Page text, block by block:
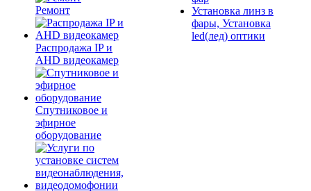
Ремонт
Распродажа IP и
AHD видеокамер
Спутниковое и
эфирное
оборудование
Установка линз в
фары, Установка
led(лед) оптики